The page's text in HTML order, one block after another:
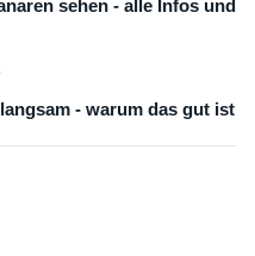
sehen - alle Infos und
- warum das gut ist